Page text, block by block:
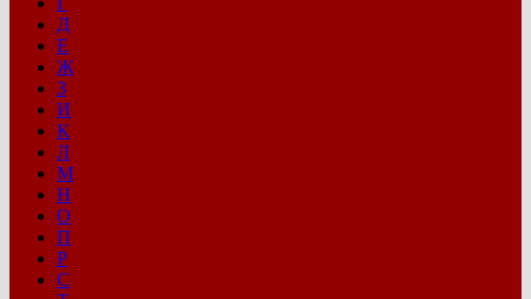
Д
Е
Ж
З
И
К
Л
М
Н
О
П
Р
С